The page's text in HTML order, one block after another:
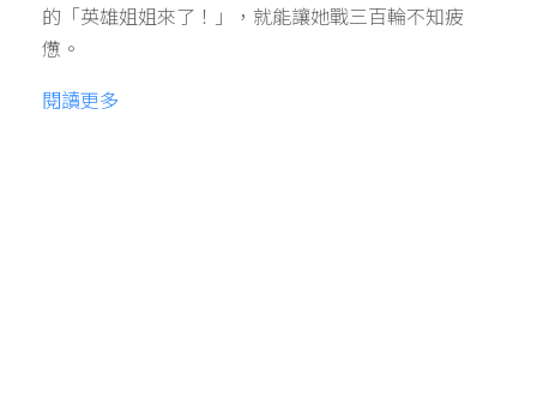
的「英雄姐姐來了！」，就能讓她戰三百輪不知疲
憊。
閱讀更多